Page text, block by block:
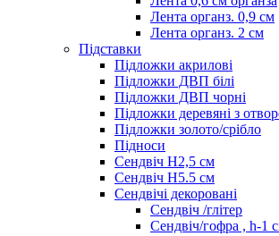
Лента органз. 0,9 см
Лента органз. 2 см
Підставки
Підложки акрилові
Підложки ДВП білі
Підложки ДВП чорні
Підложки деревяні з
Підложки золото/срібло
Підноси
Сендвіч H2,5 см
Сендвіч H5.5 см
Сендвічі декоровані
Сендвіч /глітер
Сендвіч/гофра , h-1